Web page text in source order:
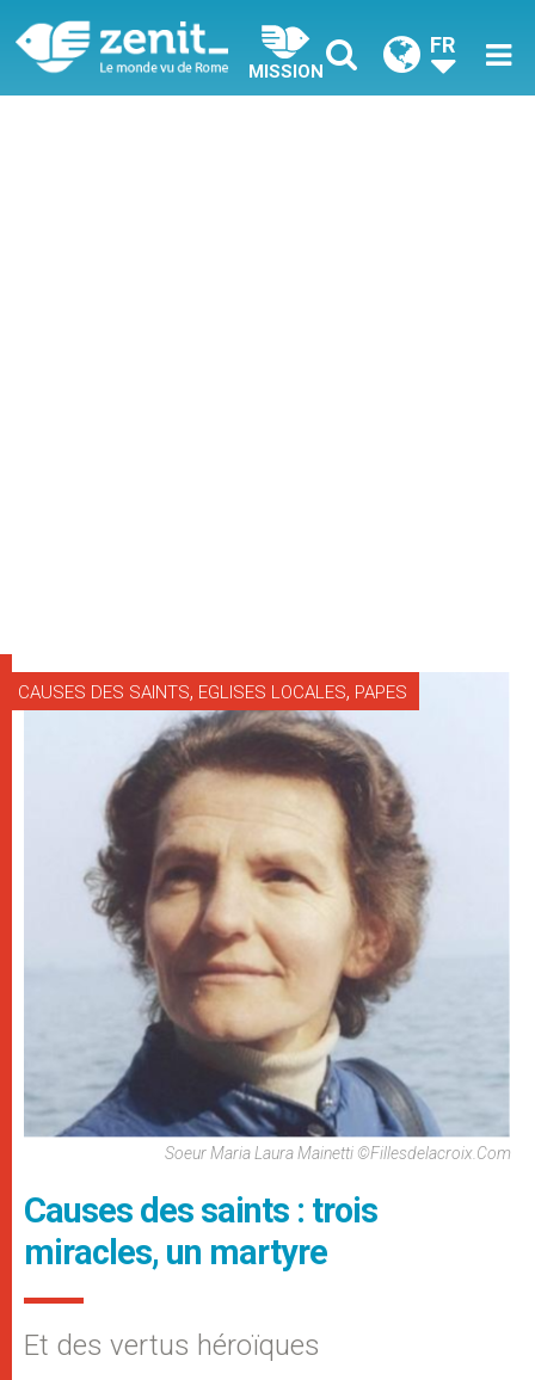
MISSION
FR
CAUSES DES SAINTS, EGLISES LOCALES, PAPES
Soeur Maria Laura Mainetti ©fillesdelacroix.com
Causes des saints : trois
miracles, un martyre
Et des vertus héroïques